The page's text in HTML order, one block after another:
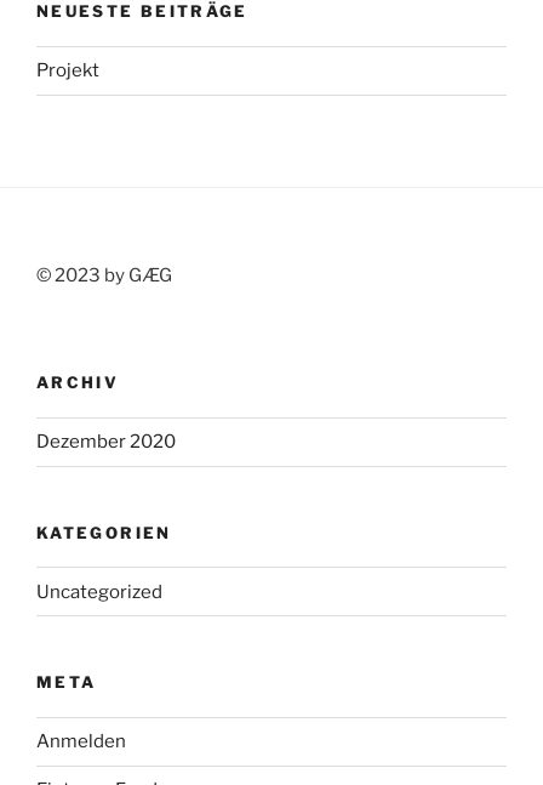
NEUESTE BEITRÄGE
Projekt
© 2023 by GÆG
ARCHIV
Dezember 2020
KATEGORIEN
Uncategorized
META
Anmelden